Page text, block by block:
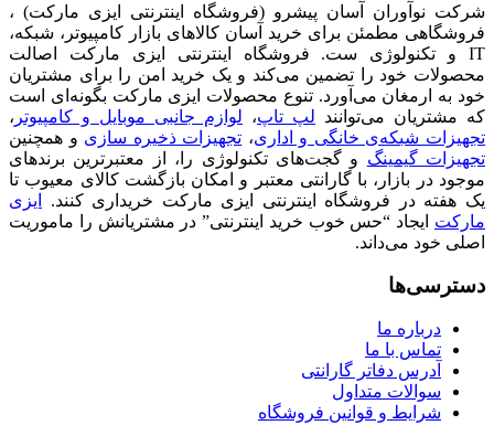
شرکت نوآوران آسان پیشرو (فروشگاه اینترنتی ایزی مارکت) ،
فروشگاهی مطمئن برای خرید آسان کالاهای بازار کامپیوتر، شبکه،
IT و تکنولوژی ست. فروشگاه اینترنتی ایزی مارکت اصالت
محصولات خود را تضمین می‌کند و یک خرید امن را برای مشتریان
خود به ارمغان می‌آورد. تنوع محصولات ایزی مارکت بگونه‌ای است
که مشتریان می‌توانند لپ تاپ، لوازم جانبی موبایل و کامپیوتر ،
تجهیزات شبکه‌ی خانگی و اداری، تجهیزات ذخیره سازی و همچنین
تجهیزات گیمینگ و گجت‌های تکنولوژی را، از معتبرترین برندهای
موجود در بازار، با گارانتی معتبر و امکان بازگشت کالای معیوب تا
یک هفته در فروشگاه اینترنتی ایزی مارکت خریداری کنند.
ایزی
مارکت ایجاد “حس خوب خرید اینترنتی” در مشتریانش را ماموریت
اصلی خود می‌داند.
دسترسی‌ها
درباره ما
تماس با ما
آدرس دفاتر گارانتی
سوالات متداول
شرایط و قوانین فروشگاه